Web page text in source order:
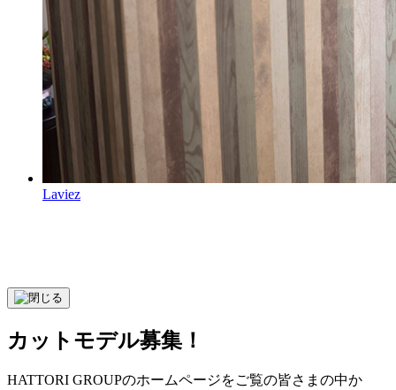
Laviez
カットモデル募集！
HATTORI GROUPのホームページをご覧の皆さまの中か